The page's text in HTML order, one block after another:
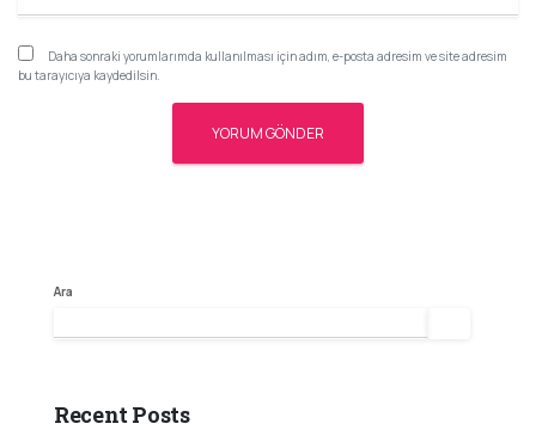
Daha sonraki yorumlarımda kullanılması için adım, e-posta adresim ve site adresim
bu tarayıcıya kaydedilsin.
Ara
Recent Posts